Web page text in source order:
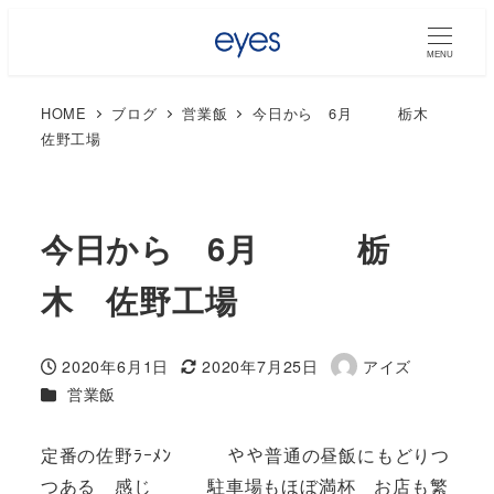
MENU
HOME ブログ 営業飯
今日から 6月 栃木
佐野工場
今日から 6月 栃
木 佐野工場
投稿日
2020年6月1日
更新日
2020年7月25日
著
アイズ
カテゴリー
営業飯
定番の佐野ﾗｰﾒﾝ やや普通の昼飯にもどりつ
つある 感じ 駐車場もほぼ満杯 お店も繁